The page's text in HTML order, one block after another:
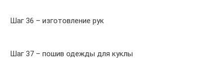
Шаг 36 – изготовление рук
Шаг 37 – пошив одежды для куклы